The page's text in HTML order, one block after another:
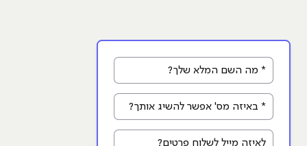
* מה השם המלא שלך?
* באיזה מס' אפשר להשיג אותך?
לאיזה מייל לשלוח פרטים?